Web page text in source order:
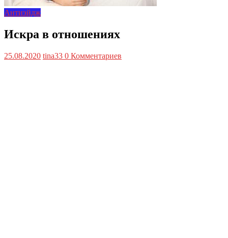
Антиэйдж
Искра в отношениях
25.08.2020 tina33 0 Комментариев